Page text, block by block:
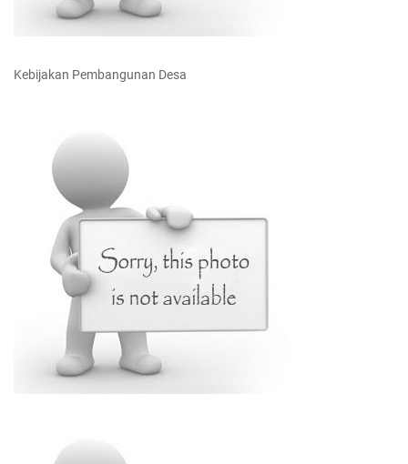
Kebijakan Pembangunan Desa